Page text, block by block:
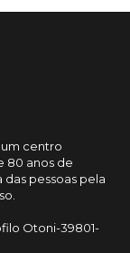
centro
80 anos de
das pessoas pela
Otoni-39801-